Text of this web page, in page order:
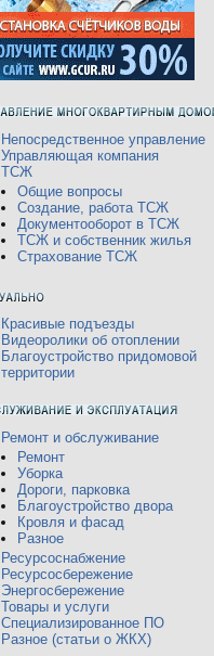
Непосредственное управление
Управляющая компания
ТСЖ
Общие вопросы
Создание, работа ТСЖ
Документооборот в ТСЖ
ТСЖ и собственник жилья
Страхование ТСЖ
Красивые подъезды
Видеоролики об отоплении
Благоустройство придомовой
территории
Ремонт и обслуживание
Ремонт
Уборка
Дороги, парковка
Благоустройство двора
Кровля и фасад
Разное
Ресурсоснабжение
Ресурсосбережение
Энергосбережение
Товары и услуги
Специализированное ПО
Разное (статьи о ЖКХ)